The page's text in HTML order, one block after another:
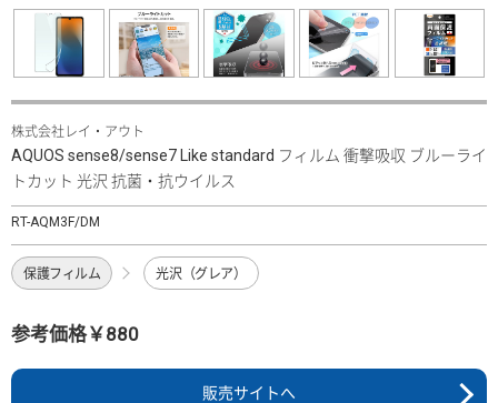
株式会社レイ・アウト
AQUOS sense8/sense7 Like standard フィルム 衝撃吸収 ブルーライ
トカット 光沢 抗菌・抗ウイルス
RT-AQM3F/DM
保護フィルム 光沢（グレア）
参考価格￥880
販売サイトへ